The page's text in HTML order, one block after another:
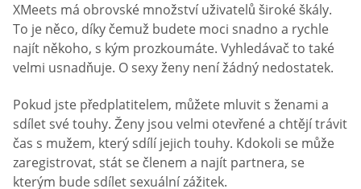
XMeets má obrovské množství uživatelů široké škály.
To je něco, díky čemuž budete moci snadno a rychle
najít někoho, s kým prozkoumáte. Vyhledávač to také
velmi usnadňuje. O sexy ženy není žádný nedostatek.
Pokud jste předplatitelem, můžete mluvit s ženami a
sdílet své touhy. Ženy jsou velmi otevřené a chtějí trávit
čas s mužem, který sdílí jejich touhy. Kdokoli se může
zaregistrovat, stát se členem a najít partnera, se
kterým bude sdílet sexuální zážitek.